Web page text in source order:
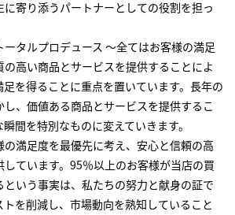
寄り添うパートナーとしての役割を担っ
タルプロデュース ～全てはお客様の満足
高い商品とサービスを提供することによ
足を得ることに重点を置いています。長年の
、価値ある商品とサービスを提供するこ
間を特別なものに変えていきます。
満足度を最優先に考え、安心と信頼の高
ています。95％以上のお客様が当店の買
いう事実は、私たちの努力と献身の証で
を削減し、市場動向を熟知していること